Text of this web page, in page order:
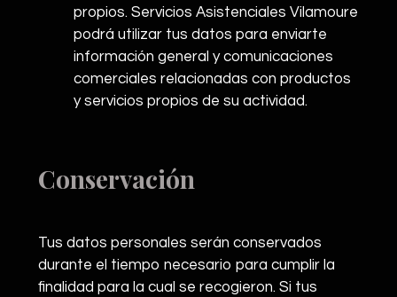
propios. Servicios Asistenciales Vilamoure
podrá utilizar tus datos para enviarte
información general y comunicaciones
comerciales relacionadas con productos
y servicios propios de su actividad.
Conservación
Tus datos personales serán conservados
durante el tiempo necesario para cumplir la
finalidad para la cual se recogieron. Si tus